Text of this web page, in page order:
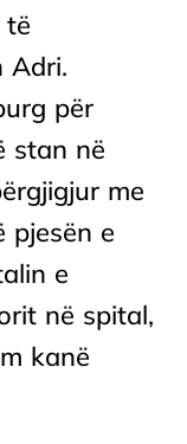
të
Adri.
për
stan në
me
pjesën e
e
në spital,
kanë